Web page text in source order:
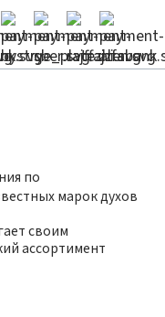
по
марок духов
своим
ассортимент